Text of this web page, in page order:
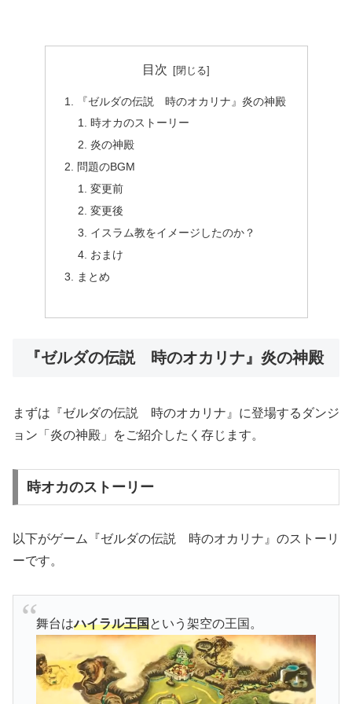
目次
『ゼルダの伝説 時のオカリナ』炎の神殿
時オカのストーリー
炎の神殿
問題のBGM
変更前
変更後
イスラム教をイメージしたのか？
おまけ
まとめ
『ゼルダの伝説 時のオカリナ』炎の神殿
まずは『ゼルダの伝説 時のオカリナ』に登場するダンジ
ョン「炎の神殿」をご紹介したく存じます。
時オカのストーリー
以下がゲーム『ゼルダの伝説 時のオカリナ』のストーリ
ーです。
舞台はハイラル王国という架空の王国。